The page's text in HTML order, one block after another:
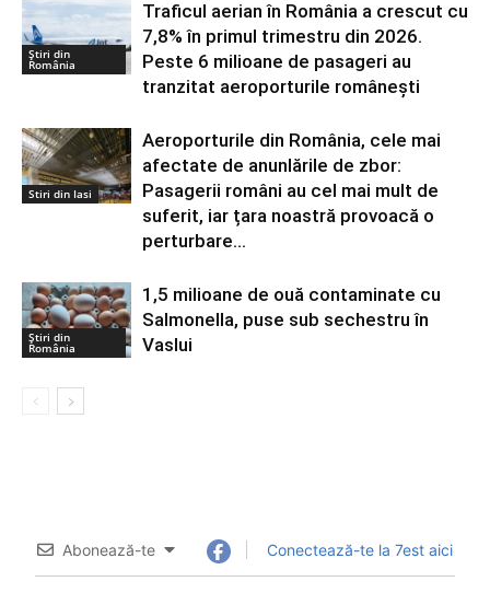
Știri din
România
Traficul aerian în România a crescut cu
7,8% în primul trimestru din 2026.
Peste 6 milioane de pasageri au
tranzitat aeroporturile românești
Stiri din Iasi
Aeroporturile din România, cele mai
afectate de anunlările de zbor:
Pasagerii români au cel mai mult de
suferit, iar țara noastră provoacă o
perturbare...
Știri din
România
1,5 milioane de ouă contaminate cu
Salmonella, puse sub sechestru în
Vaslui
Abonează-te Conectează-te la 7est aici